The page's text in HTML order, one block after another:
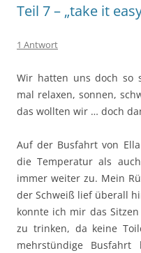
Teil 7 – „take it
1 Antwort
Wir hatten uns doch so
mal relaxen, sonnen,
das wollten wir … doch
Auf der Busfahrt von
die Temperatur als
immer weiter zu. Mein
der Schweiß lief überall
konnte ich mir das
zu trinken, da keine
mehrstündige